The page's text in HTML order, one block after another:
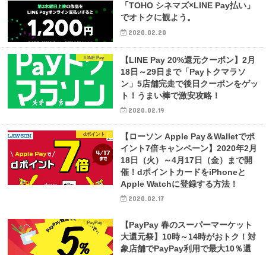
「TOHO シネマズ×LINE Pay払い」
でオトクに観よう。
2020.02.20
LINE Pay
【LINE Pay 20%還元クーポン】2月
18日～29日まで「Payトクマラソ
ン」5店舗完走で後日クーポンをゲッ
ト！うまい棒で激安攻略！
2020.02.19
dポイント
【ローソン Apple Pay＆Walletでポ
イント7倍キャンペーン】2020年2月
18日（火）～4月17日（金）まで開
催！dポイントカードをiPhoneと
Apple Watchに登録する方法！
2020.02.17
PayPay
【PayPay 春のスーパーマーケット
大還元祭】10時～14時がおトク！対
象店舗でPayPay利用で最大10％還